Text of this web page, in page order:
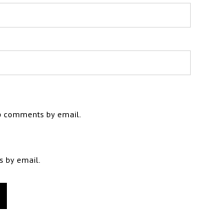
by email.
by email.